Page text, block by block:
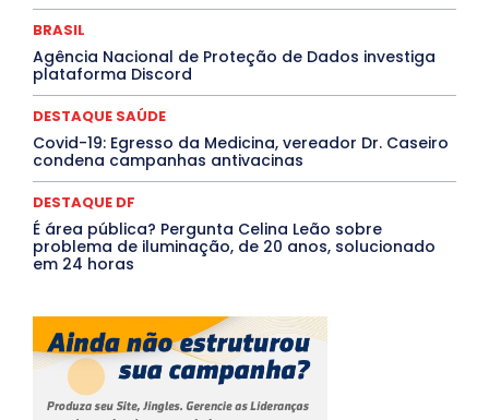
Mais
BRASIL
Agência Nacional de Proteção de Dados investiga
plataforma Discord
DESTAQUE SAÚDE
Covid-19: Egresso da Medicina, vereador Dr. Caseiro
condena campanhas antivacinas
DESTAQUE DF
É área pública? Pergunta Celina Leão sobre
problema de iluminação, de 20 anos, solucionado
em 24 horas